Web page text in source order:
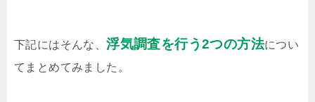
下記にはそんな、浮気調査を行う2つの方法につい
てまとめてみました。